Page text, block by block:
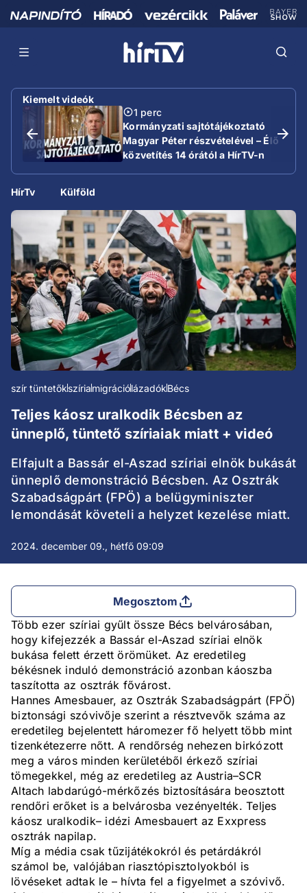
Kiemelt videók
1 perc
Kormányzati sajtótájékoztató
Magyar Péter részvételével – Élő
közvetítés 14 órától a HírTV-n
HírTv Külföld
szír tüntetőkszíriamigrációlázadókBécs
Teljes káosz uralkodik Bécsben az
ünneplő, tüntető szíriaiak miatt + videó
Elfajult a Bassár el-Aszad szíriai elnök bukását
ünneplő demonstráció Bécsben. Az Osztrák
Szabadságpárt (FPÖ) a belügyminiszter
lemondását követeli a helyzet kezelése miatt.
2024. december 09., hétfő 09:09
Megosztom
Több ezer szíriai gyűlt össze Bécs belvárosában,
hogy kifejezzék a Bassár el-Aszad szíriai elnök
bukása felett érzett örömüket. Az eredetileg
békésnek induló demonstráció azonban káoszba
taszította az osztrák fővárost.
Hannes Amesbauer, az Osztrák Szabadságpárt (FPÖ)
biztonsági szóvivője szerint a résztvevők száma az
eredetileg bejelentett háromezer fő helyett több mint
tizenkétezerre nőtt. A rendőrség nehezen birkózott
meg a város minden kerületéből érkező szíriai
tömegekkel, még az eredetileg az Austria–SCR
Altach labdarúgó-mérkőzés biztosítására beosztott
rendőri erőket is a belvárosba vezényelték. Teljes
káosz uralkodik– idézi Amesbauert az Exxpress
osztrák napilap.
Míg a média csak tűzijátékokról és petárdákról
számol be, valójában riasztópisztolyokból is
lövéseket adtak le – hívta fel a figyelmet a szóvivő.